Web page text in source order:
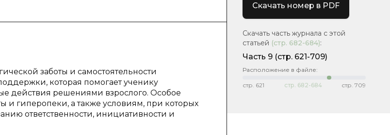
заботы и самостоятельности
которая помогает ученику
действия решениями взрослого. Особое
и гиперопеки, а также условиям, при которых
ответственности, инициативности и
Скачать номер в PDF
Скачать часть журнала с этой
статьей (стр. 682-684):
Часть 9 (стр. 621-709)
Расположение в файле:
стр. 621 стр. 682-684 стр. 709